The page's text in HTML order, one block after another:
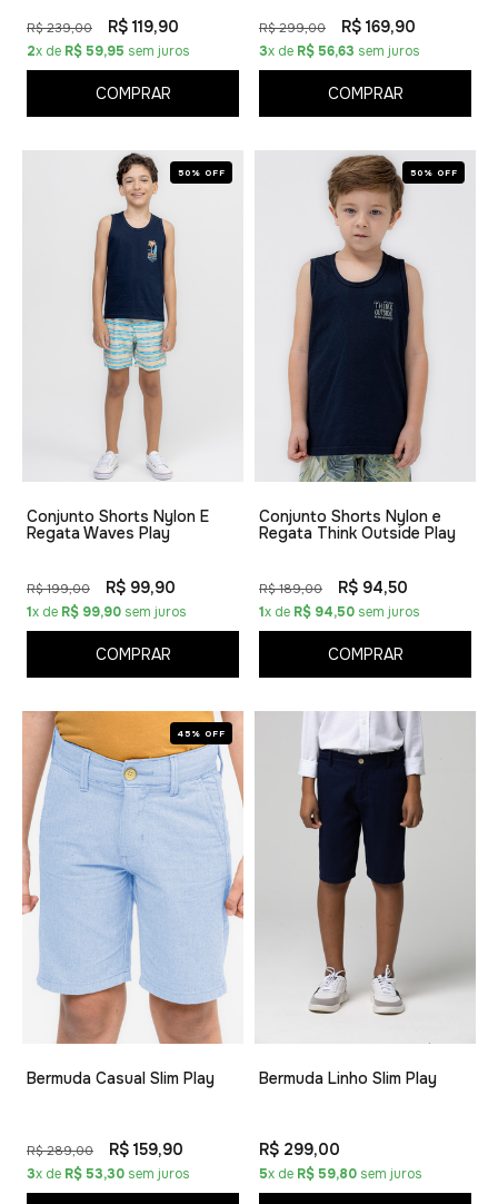
R$ 239,00 R$ 119,90
2x de R$ 59,95 sem juros
COMPRAR
R$ 299,00 R$ 169,90
3x de R$ 56,63 sem juros
COMPRAR
50% OFF
Conjunto Shorts Nylon E
Regata Waves Play
R$ 199,00 R$ 99,90
1x de R$ 99,90 sem juros
COMPRAR
50% OFF
Conjunto Shorts Nylon e
Regata Think Outside Play
R$ 189,00 R$ 94,50
1x de R$ 94,50 sem juros
COMPRAR
45% OFF
Bermuda Casual Slim Play
R$ 289,00 R$ 159,90
3x de R$ 53,30 sem juros
Bermuda Linho Slim Play
R$ 299,00
5x de R$ 59,80 sem juros